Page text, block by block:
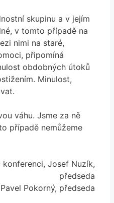
skupinu a v jejím
v tomto případě na
nimi na staré,
připomíná
obdobných útoků
Minulost,
váhu. Jsme za ně
případě nemůžeme
Josef Nuzík,
předseda
Pokorný, předseda